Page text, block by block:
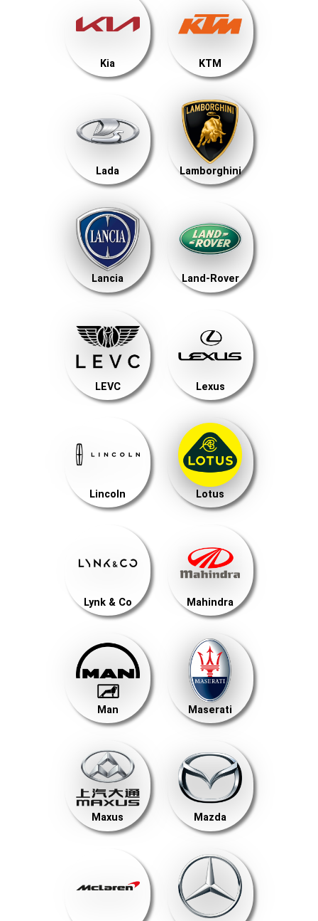
Kia KTM
Lada Lamborghini
Lancia Land-Rover
LEVC Lexus
Lincoln Lotus
Lynk & Co Mahindra
Man Maserati
Maxus Mazda